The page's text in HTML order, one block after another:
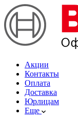
Акции
Контакты
Оплата
Доставка
Юрлицам
Еще